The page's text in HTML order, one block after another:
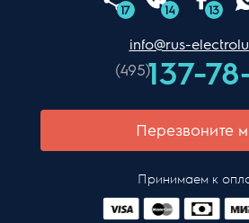
17 14 13
info@rus-
(495)137-
Перезвоните
Принимаем к